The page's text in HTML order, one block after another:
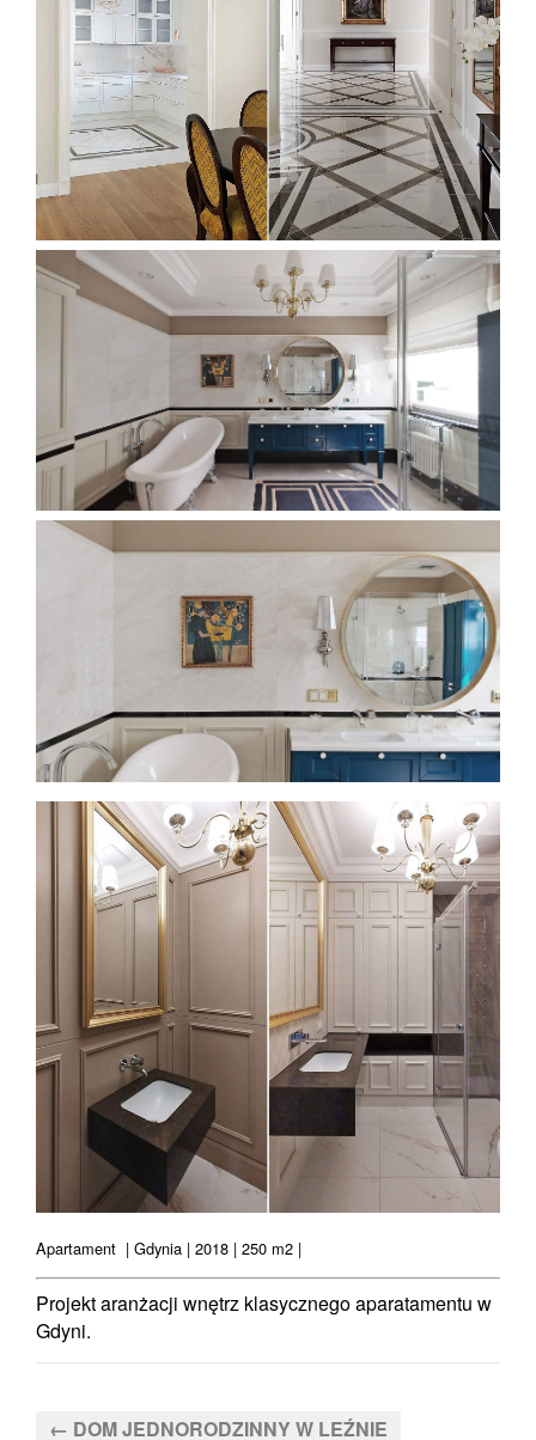
Apartament | Gdynia | 2018 | 250 m2 |
Projekt aranżacji wnętrz klasycznego aparatamentu w
Gdyni.
← DOM JEDNORODZINNY W LEŹNIE